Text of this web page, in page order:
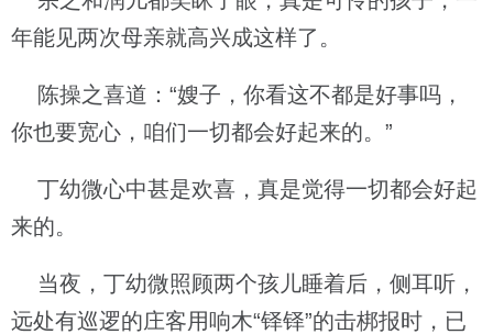
年能见两次母亲就高兴成这样了。
陈操之喜道：“嫂子，你看这不都是好事吗，
你也要宽心，咱们一切都会好起来的。”
丁幼微心中甚是欢喜，真是觉得一切都会好起
来的。
当夜，丁幼微照顾两个孩儿睡着后，侧耳听，
远处有巡逻的庄客用响木“铎铎”的击梆报时，已